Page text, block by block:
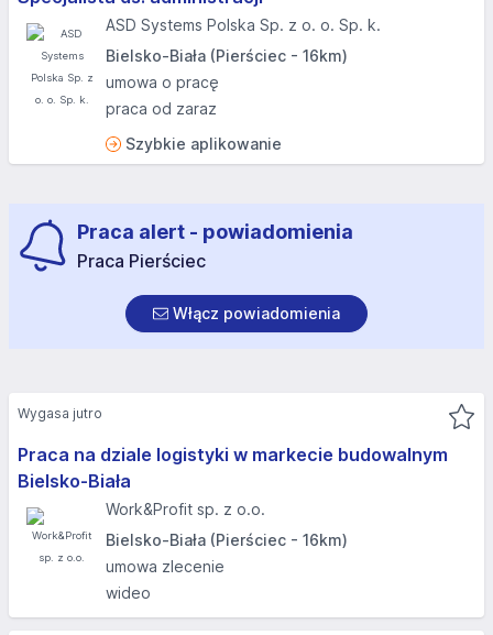
ASD Systems Polska Sp. z o. o. Sp. k.
Bielsko-Biała (Pierściec - 16km)
umowa o pracę
praca od zaraz
Szybkie aplikowanie
Praca alert - powiadomienia
Praca Pierściec
Włącz powiadomienia
Praca na dziale logistyki w markecie budowalnym
Bielsko-Biała
Work&Profit sp. z o.o.
Bielsko-Biała (Pierściec - 16km)
umowa zlecenie
wideo
Wygasa jutro